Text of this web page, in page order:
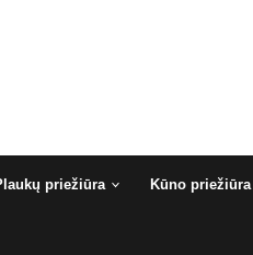
priežiūra Kūno priežiūra